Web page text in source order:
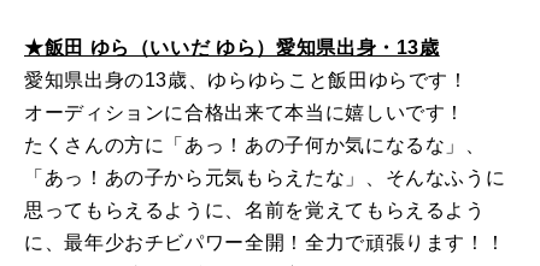
★飯田 ゆら（いいだ ゆら）愛知県出身・13歳
愛知県出身の13歳、ゆらゆらこと飯田ゆらです！
オーディションに合格出来て本当に嬉しいです！
たくさんの方に「あっ！あの子何か気になるな」、
「あっ！あの子から元気もらえたな」、そんなふうに
思ってもらえるように、名前を覚えてもらえるよう
に、最年少おチビパワー全開！全力で頑張ります！！